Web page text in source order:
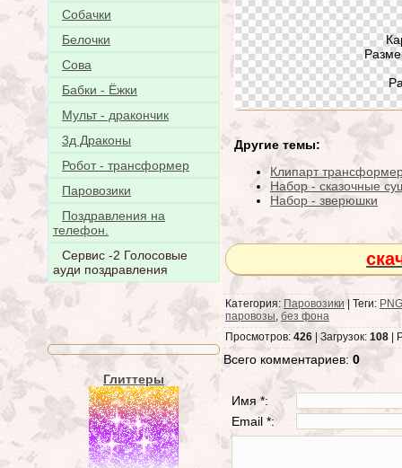
Собачки
Белочки
Сова
Бабки - Ёжки
Мульт - дракончик
3д Драконы
Робот - трансформер
Паровозики
Поздравления на
телефон.
Сервис -2 Голосовые
ауди поздравления
Глиттеры
Другие темы:
Клипарт
Набор - сказочные
Набор - зверюшки
Категория: Паровозики | Теги:
паровозы, без фона
Просмотров: 426 | Загрузок: 108 |
Всего комментариев:0
Имя *:
Email *: